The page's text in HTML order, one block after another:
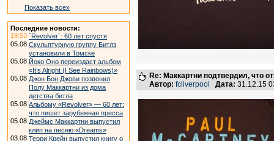
Показать всех
Последние новости:
19:53 `Revolver`: 60 лет спустя
05.08 Скульптурную группу Битлз
установили в Томске
05.08 Йоко Оно переиздаст альбом
«It’s Alright (I See Rainbows)»
05.08 Джон Бон Джови позвонил
Полу Маккартни из дома
детства битла
05.08 Альбому «Revolver» — 60 лет:
что пишет зарубежная пресса
05.08 Джеймс Маккартни выпустил
клип на песню «Dreams»
03.08 Терри Крейн выпустил книгу о
Re: Маккартни подтвердил, что
Автор: fcliverpool Дата: 31.12.15